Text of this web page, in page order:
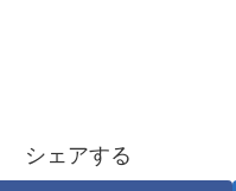
シェアする